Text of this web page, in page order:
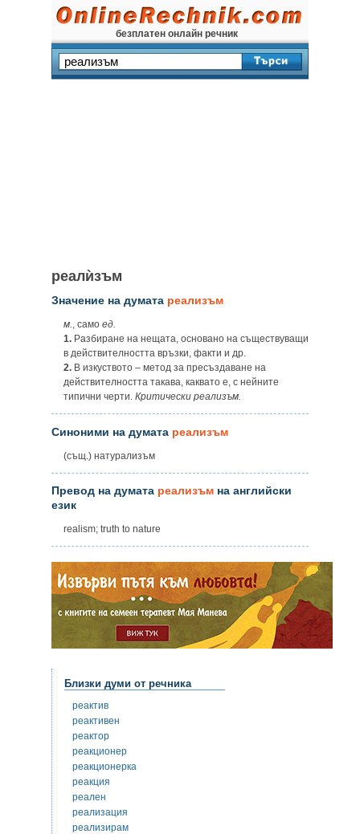
безплатен онлайн речник
реалѝзъм
Значение на думата реализъм
м., само ед.
1. Разбиране на нещата, основано на съществуващи
в действителността връзки, факти и др.
2. В изкуството – метод за пресъздаване на
действителността такава, каквато е, с нейните
типични черти. Критически реализъм.
Синоними на думата реализъм
(същ.) натурализъм
Превод на думата реализъм на английски
език
realism; truth to nature
Близки думи от речника
реактив
реактивен
реактор
реакционер
реакционерка
реакция
реален
реализация
реализирам